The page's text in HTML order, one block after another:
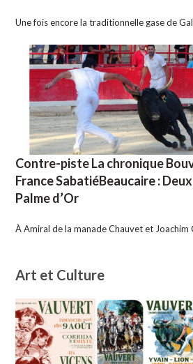
Une fois encore la traditionnelle gase de
Contre-piste La chronique
France SabatiéBeaucaire :
Palme d’Or
À Amiral de la manade Chauvet et Joachim
Art et Culture